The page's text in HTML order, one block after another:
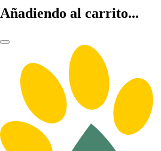
Añadiendo al carrito...